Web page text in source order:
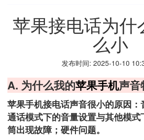
苹果接电话为什
么小
发布时间: 2025-10-10
A. 为什么我的苹果手机声音
苹果手机接电话声音很小的原因：
通话模式下的音量设置与其他模
筒出现故障；硬件问题。